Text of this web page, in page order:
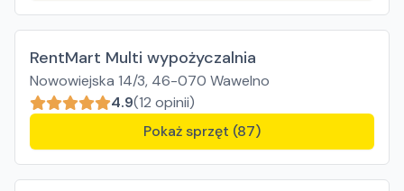
RentMart Multi wypożyczalnia
Nowowiejska 14/3, 46-070 Wawelno
4.9(12 opinii)
Pokaż sprzęt (87)